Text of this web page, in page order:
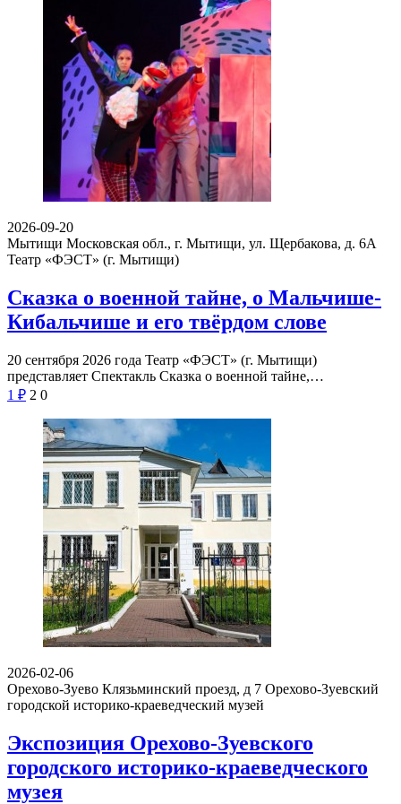
2026-09-20
Мытищи Московская обл., г. Мытищи, ул. Щербакова, д. 6А
Театр «ФЭСТ» (г. Мытищи)
Сказка о военной тайне, о Мальчише-
Кибальчише и его твёрдом слове
20 сентября 2026 года Театр «ФЭСТ» (г. Мытищи)
представляет Спектакль Сказка о военной тайне,…
1 ₽ 2 0
2026-02-06
Орехово-Зуево Клязьминский проезд, д 7 Орехово-Зуевский
городской историко-краеведческий музей
Экспозиция Орехово-Зуевского
городского историко-краеведческого
музея